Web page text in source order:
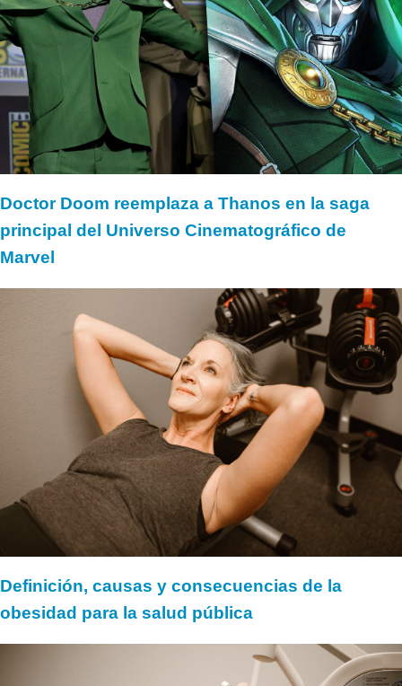
Doctor Doom reemplaza a Thanos en la saga
principal del Universo Cinematográfico de
Marvel
Definición, causas y consecuencias de la
obesidad para la salud pública